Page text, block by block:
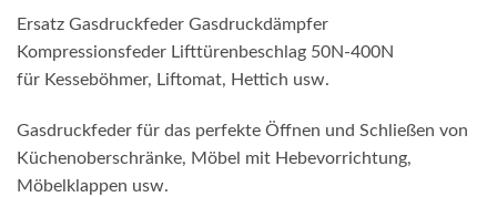
Ersatz Gasdruckfeder Gasdruckdämpfer
Kompressionsfeder Lifttürenbeschlag 50N-400N
für Kesseböhmer, Liftomat, Hettich usw.
Gasdruckfeder für das perfekte Öffnen und Schließen von
Küchenoberschränke, Möbel mit Hebevorrichtung,
Möbelklappen usw.